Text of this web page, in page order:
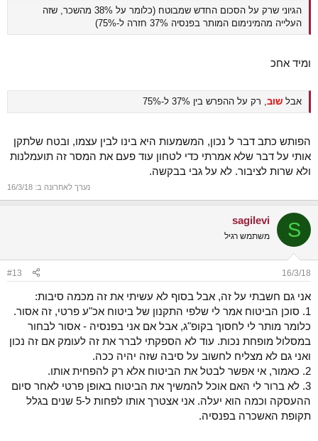
הגיוני שרק על הסכום החדש שמבוטח (כלומר על 38% מהשכר, שזה
העלייה מהמינימום המותר בפנסיה 37% חזרה ל-75%)
ומיד אחכ
אבל שוב, רק על ההפרש בין 37% ל-75%
הפותש כתב דבר ל נכון, המשמעות היא בינו לבין עצמו, ובטח שלתקן
אותי על דבר שלא אמרתי כדי לטחון עוד פעם את המסר זה תועמלנות
ולא שרות לציבור. לא על גבי בבקשה.
נערך לאחרונה ב: 16/3/18
S
sagilevi
משתמש רגיל
16/3/18
#13
אני גם חשבתי על זה, אבל בסוף לא עשיתי את זה מכמה סיבות:
1. סוכן הביטוח אמר לי שלפי התקנון של ביטוח אכ"ע פרטי, זה אסור.
כלומר מותר לי לחסוך בקופ"ג, אבל אם אני בפנסיה - אסור לבחור
במסלול מופחת נכות. עוד לא הספקתי לברר את זה לעומק אם זה נכון
ואני גם לא מצליח לחשוב על סיבה שזה יהיה ככה.
2. כאמור, אי אפשר לבטל את הביטוח אלא רק להפחית אותו.
3. לא ברור לי האם אוכל להמשיך את הביטוח באופן פרטי לאחר סיום
ההעסקה וכמה הוא יעלה. אני אצטרך אותו לפחות ל-5 שנים בגלל
תקופת האשכרה בפנסיה.